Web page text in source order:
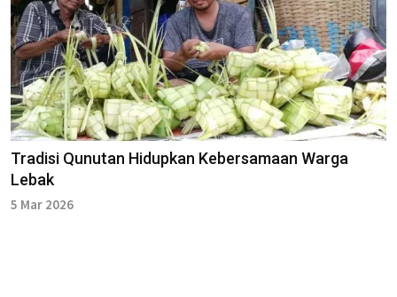
Tradisi Qunutan Hidupkan Kebersamaan Warga
Lebak
5 Mar 2026